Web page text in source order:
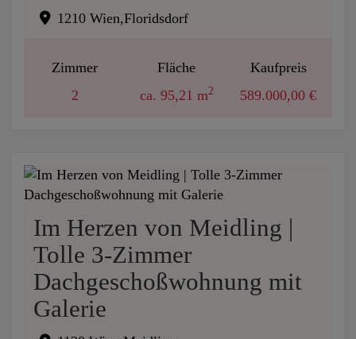
1210 Wien,Floridsdorf
Zimmer
2
Fläche
ca. 95,21 m2
Kaufpreis
589.000,00 €
Im Herzen von Meidling |
Tolle 3-Zimmer
Dachgeschoßwohnung mit
Galerie